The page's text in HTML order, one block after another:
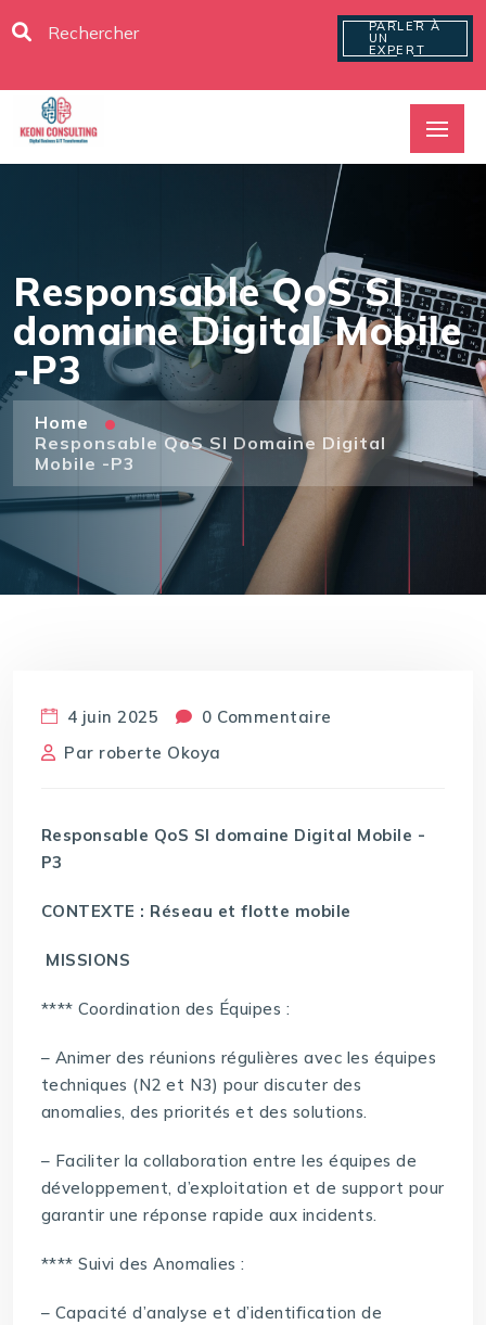
PARLER À
UN
EXPERT
Responsable QoS SI
domaine Digital Mobile
-P3
Home
Responsable QoS SI Domaine Digital
Mobile -P3
4 juin 2025
0 Commentaire
Par roberte Okoya
Responsable QoS SI domaine Digital Mobile -
P3
CONTEXTE : Réseau et flotte mobile
MISSIONS
**** Coordination des Équipes :
– Animer des réunions régulières avec les équipes
techniques (N2 et N3) pour discuter des
anomalies, des priorités et des solutions.
– Faciliter la collaboration entre les équipes de
développement, d’exploitation et de support pour
garantir une réponse rapide aux incidents.
**** Suivi des Anomalies :
– Capacité d’analyse et d’identification de